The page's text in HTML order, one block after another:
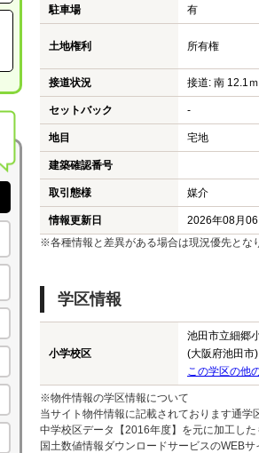
駐車場 有
土地権利 所有権
接道状況 接道: 南 12.1
セットバック -
地目 宅地
建築確認番号
取引態様 媒介
情報更新日 2026年08月06
※各種情報と差異がある場合は現況優先とな
学区情報
小学校区
池田市立細郷
(大阪府池田市)
この学区の他
※物件情報の学区情報について
当サイト物件情報に記載されております通
中学校区データ【2016年度】を元に加工し
国土数値情報ダウンロードサービスのWEB